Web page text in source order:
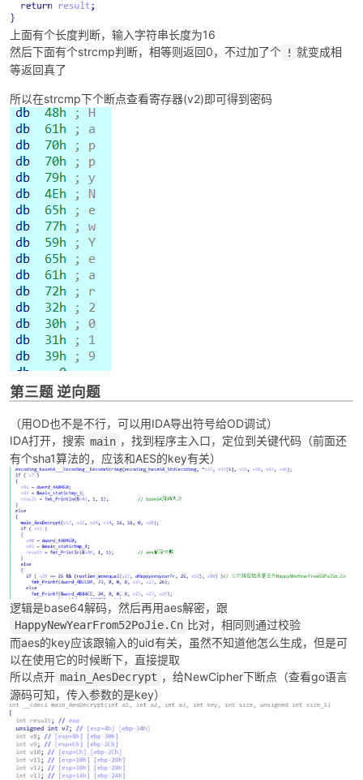
po
cn
上面有个长度判断，输入字符串长度为16
然后下面有个strcmp判断，相等则返回0，不过加了个 ! 就变成相
等返回真了
所以在strcmp下个断点查看寄存器(v2)即可得到密码
第三题 逆向题
（用OD也不是不行，可以用IDA导出符号给OD调试）
IDA打开，搜索 main ，找到程序主入口，定位到关键代码（前面还
有个sha1算法的，应该和AES的key有关）
逻辑是base64解码，然后再用aes解密，跟
HappyNewYearFrom52PoJie.Cn 比对，相同则通过校验
而aes的key应该跟输入的uid有关，虽然不知道他怎么生成，但是可
以在使用它的时候断下，直接提取
所以点开 main_AesDecrypt ，给NewCipher下断点（查看go语言
源码可知，传入参数的是key）